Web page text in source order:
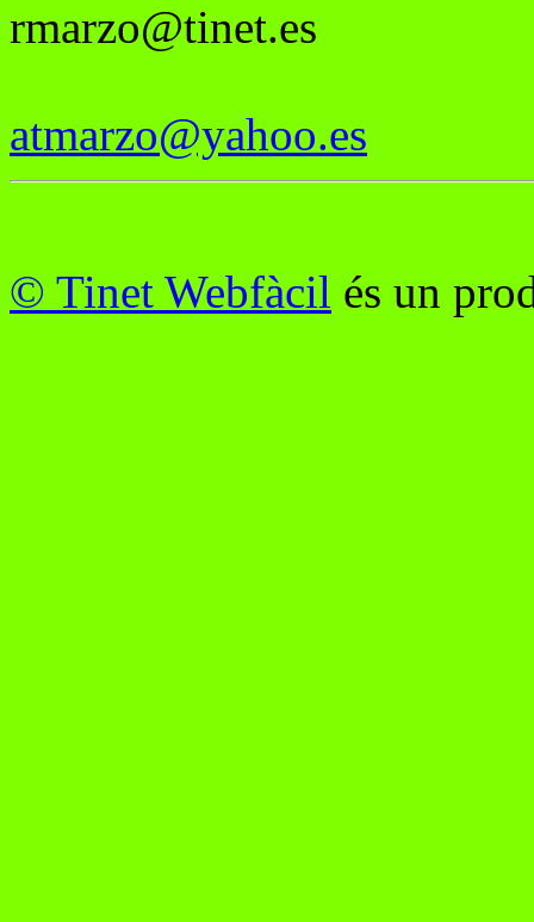
rmarzo@tinet.es
atmarzo@yahoo.es
© Tinet Webfàcil és un